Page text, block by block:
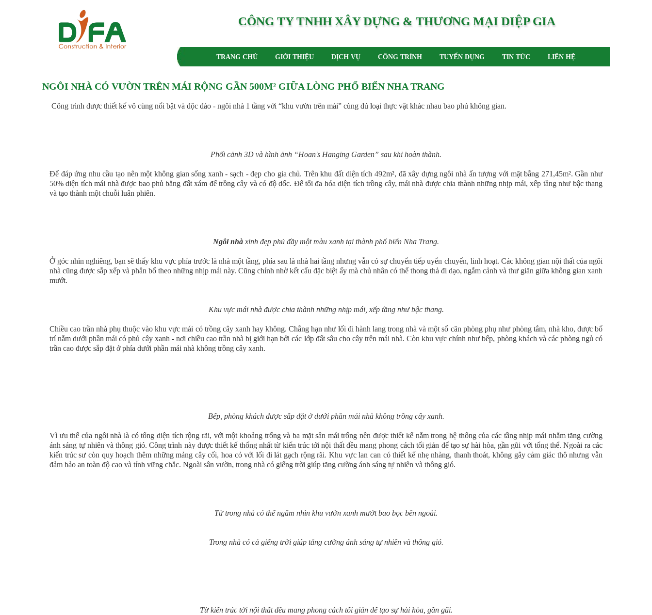
CÔNG TY TNHH XÂY DỰNG & THƯƠNG MẠI DIỆP GIA
TRANG CHỦ GIỚI THIỆU DỊCH VỤ CÔNG TRÌNH TUYỂN DỤNG TIN TỨC LIÊN HỆ
NGÔI NHÀ CÓ VƯỜN TRÊN MÁI RỘNG GẦN 500M² GIỮA LÒNG PHỐ BIỂN NHA TRANG
Công trình được thiết kế vô cùng nổi bật và độc đáo - ngôi nhà 1 tầng với “khu vườn trên mái” cùng đủ loại thực vật khác nhau bao phủ không gian.
Phối cảnh 3D và hình ảnh “Hoan's Hanging Garden” sau khi hoàn thành.
Để đáp ứng nhu cầu tạo nên một không gian sống xanh - sạch - đẹp cho gia chủ. Trên khu đất diện tích 492m², đã xây dựng ngôi nhà ấn tượng với mặt bằng 271,45m². Gần như
50% diện tích mái nhà được bao phủ bằng đất xám để trồng cây và có độ dốc. Để tối đa hóa diện tích trồng cây, mái nhà được chia thành những nhịp mái, xếp tầng như bậc thang
và tạo thành một chuỗi luân phiên.
Ngôi nhà xinh đẹp phủ đầy một màu xanh tại thành phố biển Nha Trang.
Ở góc nhìn nghiêng, bạn sẽ thấy khu vực phía trước là nhà một tầng, phía sau là nhà hai tầng nhưng vẫn có sự chuyển tiếp uyển chuyển, linh hoạt. Các không gian nội thất của ngôi
nhà cũng được sắp xếp và phân bổ theo những nhịp mái này. Cũng chính nhờ kết cấu đặc biệt ấy mà chủ nhân có thể thong thả đi dạo, ngắm cảnh và thư giãn giữa không gian xanh
mướt.
Khu vực mái nhà được chia thành những nhịp mái, xếp tầng như bậc thang.
Chiều cao trần nhà phụ thuộc vào khu vực mái có trồng cây xanh hay không. Chẳng hạn như lối đi hành lang trong nhà và một số căn phòng phụ như phòng tắm, nhà kho, được bố
trí nằm dưới phần mái có phủ cây xanh - nơi chiều cao trần nhà bị giới hạn bởi các lớp đất sâu cho cây trên mái nhà. Còn khu vực chính như bếp, phòng khách và các phòng ngủ có
trần cao được sắp đặt ở phía dưới phần mái nhà không trồng cây xanh.
Bếp, phòng khách được sắp đặt ở dưới phần mái nhà không trồng cây xanh.
Vì ưu thế của ngôi nhà là có tổng diện tích rộng rãi, với một khoảng trống và ba mặt sân mái trống nên được thiết kế nằm trong hệ thống của các tầng nhịp mái nhằm tăng cường
ánh sáng tự nhiên và thông gió. Công trình này được thiết kế thống nhất từ kiến trúc tới nội thất đều mang phong cách tối giản để tạo sự hài hòa, gần gũi với tổng thể. Ngoài ra các
kiến trúc sư còn quy hoạch thêm những mảng cây cối, hoa cỏ với lối đi lát gạch rộng rãi. Khu vực lan can có thiết kế nhẹ nhàng, thanh thoát, không gây cảm giác thô nhưng vẫn
đảm bảo an toàn độ cao và tính vững chắc. Ngoài sân vườn, trong nhà có giếng trời giúp tăng cường ánh sáng tự nhiên và thông gió.
Từ trong nhà có thể ngắm nhìn khu vườn xanh mướt bao bọc bên ngoài.
Trong nhà có cả giếng trời giúp tăng cường ánh sáng tự nhiên và thông gió.
Từ kiến trúc tới nội thất đều mang phong cách tối giản để tạo sự hài hòa, gần gũi.